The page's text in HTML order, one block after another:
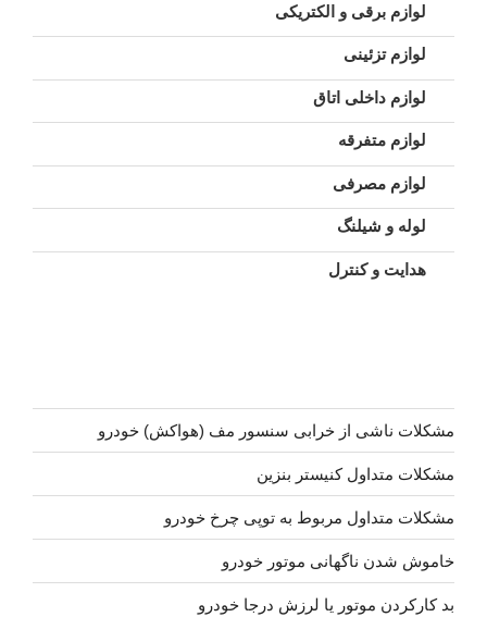
لوازم برقی و الکتریکی
لوازم تزئینی
لوازم داخلی اتاق
لوازم متفرقه
لوازم مصرفی
لوله و شیلنگ
هدایت و کنترل
مشکلات ناشی از خرابی سنسور مف (هواکش) خودرو
مشکلات متداول کنیستر بنزین
مشکلات متداول مربوط به توپی چرخ خودرو
خاموش شدن ناگهانی موتور خودرو
بد کارکردن موتور یا لرزش درجا خودرو